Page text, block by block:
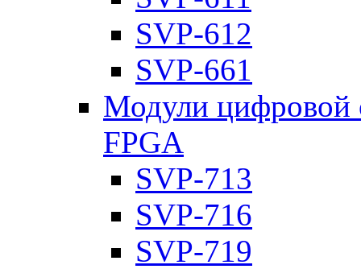
SVP-612
SVP-661
Модули цифровой
FPGA
SVP-713
SVP-716
SVP-719